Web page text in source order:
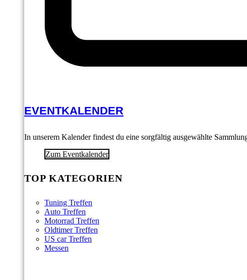
EVENTKALENDER
In unserem Kalender findest du eine sorgfältig ausgewählte
Zum Eventkalender
TOP KATEGORIEN
Tuning Treffen
Auto Treffen
Motorrad Treffen
Oldtimer Treffen
US car Treffen
Messen